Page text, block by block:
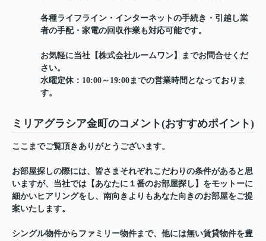
各種ライフライン・インターネットの手続き・引越し業
者の手配・家電の回収作業も対応可能です。
お気軽に当社【株式会社ルームワン】までお問合せくだ
さい。
水曜定休：10:00～19:00までの営業時間となっておりま
す。
ミリアグラシア金町のコメント(おすすめポイント)
ここまでご覧頂きありがとうございます。
お部屋探しの際には、皆さまそれぞれこだわりの条件があると思
いますが、当社では【あなたに１番のお部屋探し】をモットーに
細かいヒアリングをし、南向きよりもあなた向きのお部屋をご提
案いたします。
シングル物件からファミリー物件まで、他には無い賃貸物件を豊